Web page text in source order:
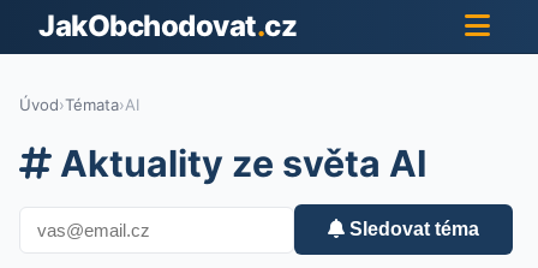
JakObchodovat.cz
Úvod›Témata›AI
Aktuality ze světa AI
Sledovat téma